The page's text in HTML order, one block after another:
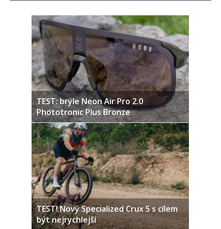
TEST: brýle Neon Air Pro 2.0
Phototronic Plus Bronze
TEST! Nový Specialized Crux 5 s cílem
být nejrychlejší